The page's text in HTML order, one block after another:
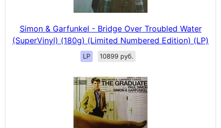
Simon & Garfunkel - Bridge Over Troubled Water
(SuperVinyl) (180g) (Limited Numbered Edition) (LP)
LP 10899 руб.